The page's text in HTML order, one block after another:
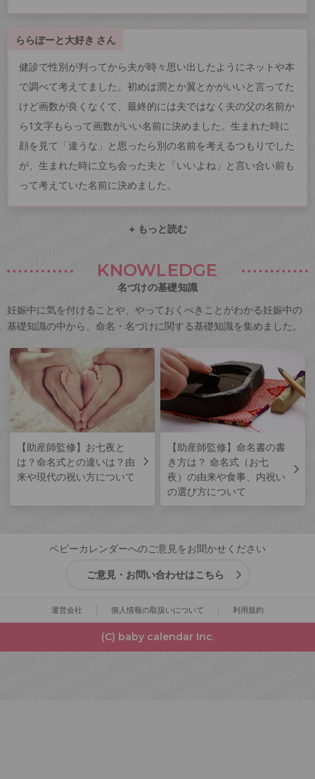
ららぽーと大好き さん
健診で性別が判ってから夫が時々思い出したようにネットや本
で調べて考えてました。初めは潤とか翼とかがいいと言ってた
けど画数が良くなくて、最終的には夫ではなく夫の父の名前か
ら1文字もらって画数がいい名前に決めました。生まれた時に
顔を見て「違うな」と思ったら別の名前を考えるつもりでした
が、生まれた時に立ち会った夫と「いいよね」と言い合い前も
って考えていた名前に決めました。
+ もっと読む
KNOWLEDGE
名づけの基礎知識
妊娠中に気を付けることや、やっておくべきことがわかる妊娠中の
基礎知識の中から、命名・名づけに関する基礎知識を集めました。
【助産師監修】お七夜と
は？命名式との違いは？由
来や現代の祝い方について
【助産師監修】命名書の書
き方は？ 命名式（お七
夜）の由来や食事、内祝い
の選び方について
ベビーカレンダーへのご意見をお聞かせください
ご意見・お問い合わせはこちら
運営会社 個人情報の取扱いについて 利用規約
(C) baby calendar Inc.